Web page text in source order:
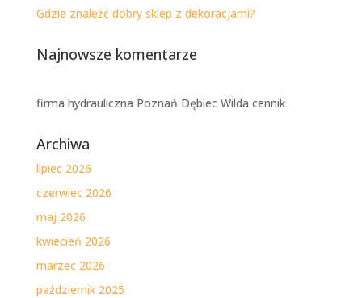
Gdzie znaleźć dobry sklep z dekoracjami?
Najnowsze komentarze
firma hydrauliczna Poznań Dębiec Wilda cennik
Archiwa
lipiec 2026
czerwiec 2026
maj 2026
kwiecień 2026
marzec 2026
październik 2025